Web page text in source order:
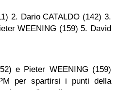
2. Dario CATALDO (142) 3.
WEENING (159) 5. David
e Pieter WEENING (159)
per spartirsi i punti della